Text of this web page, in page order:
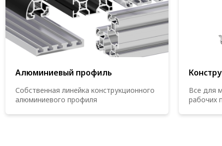
Алюминиевый профиль
Собственная линейка конструкционного
алюминиевого профиля
Все для
рабочих